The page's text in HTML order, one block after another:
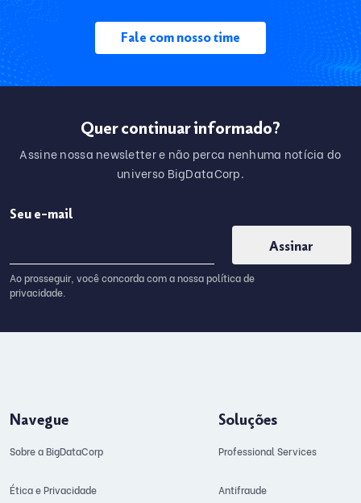
Fale com nosso time
Quer continuar informado?
Assine nossa newsletter e não perca nenhuma notícia do
universo BigDataCorp.
Seu e-mail
Ao prosseguir, você concorda com a nossa política de
privacidade.
Navegue
Sobre a BigDataCorp
Ética e Privacidade
Soluções
Professional Services
Antifraude